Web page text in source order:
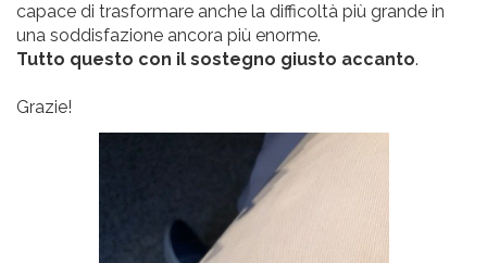
capace di trasformare anche la difficoltà più grande in
una soddisfazione ancora più enorme.
Tutto questo con il sostegno giusto accanto.
Grazie!